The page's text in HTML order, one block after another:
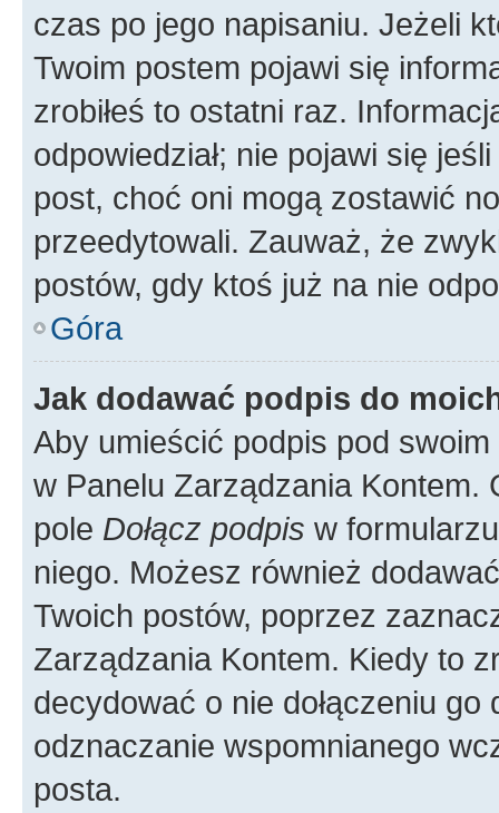
czas po jego napisaniu. Jeżeli
Twoim postem pojawi się
zrobiłeś to ostatni raz.
odpowiedział; nie pojawi się
post, choć oni mogą zostawić
przeedytowali. Zauważ, że
postów, gdy ktoś już na nie
Góra
Jak dodawać podpis do
Aby umieścić podpis pod
w Panelu Zarządzania
pole Dołącz podpis w
niego. Możesz również
Twoich postów, poprzez
Zarządzania Kontem. Kiedy to
decydować o nie dołączeniu
odznaczanie wspomnianego
posta.